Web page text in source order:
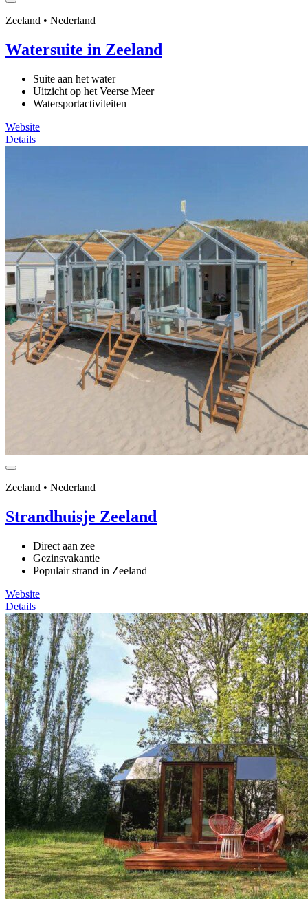
Zeeland • Nederland
Watersuite in Zeeland
Suite aan het water
Uitzicht op het Veerse Meer
Watersportactiviteiten
Website
Details
Zeeland • Nederland
Strandhuisje Zeeland
Direct aan zee
Gezinsvakantie
Populair strand in Zeeland
Website
Details